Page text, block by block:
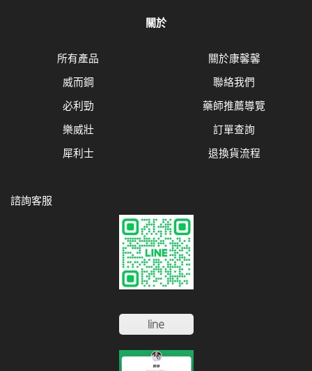
關於
所有產品
威而鋼
必利勁
樂威壯
犀利士
關於康馨馨
聯絡我們
藥師推薦導覽
訂單查詢
退換貨流程
諮詢客服
line